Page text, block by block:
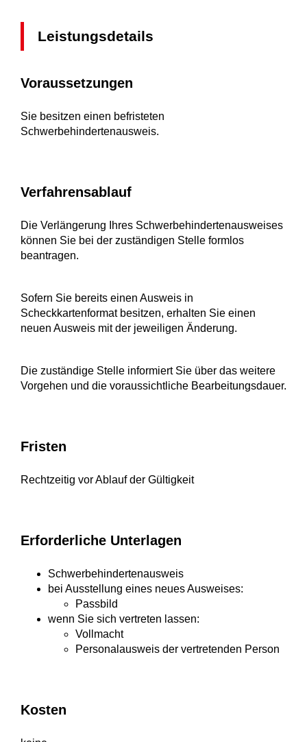
Leistungsdetails
Voraussetzungen
Sie besitzen einen befristeten
Schwerbehindertenausweis.
Verfahrensablauf
Die Verlängerung Ihres Schwerbehindertenausweises
können Sie bei der zuständigen Stelle formlos
beantragen.
Sofern Sie bereits einen Ausweis in
Scheckkartenformat besitzen, erhalten Sie einen
neuen Ausweis mit der jeweiligen Änderung.
Die zuständige Stelle informiert Sie über das weitere
Vorgehen und die voraussichtliche Bearbeitungsdauer.
Fristen
Rechtzeitig vor Ablauf der Gültigkeit
Erforderliche Unterlagen
Schwerbehindertenausweis
bei Ausstellung eines neues Ausweises:
Passbild
wenn Sie sich vertreten lassen:
Vollmacht
Personalausweis der vertretenden Person
Kosten